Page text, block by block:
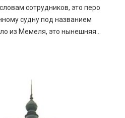
сотрудников, это перо
судну под названием
из Мемеля, это нынешняя...